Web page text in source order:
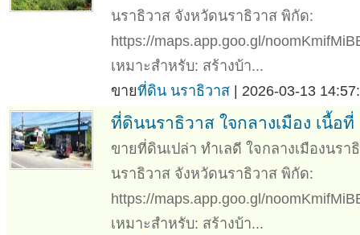
นราธิวาส จังหวัดนราธิวาส พิกัด:
https://maps.app.goo.gl/
เหมาะสำหรับ: สร้างบ้า...
ขายที่ดิน นราธิวาส | 2026-03-13
ที่ดินนราธิวาส ใจกลางเมือง เนื้อ
ขายที่ดินเปล่า ทำเลดี ใจกลางเมืองนร
นราธิวาส จังหวัดนราธิวาส พิกัด:
https://maps.app.goo.gl/
เหมาะสำหรับ: สร้างบ้า...